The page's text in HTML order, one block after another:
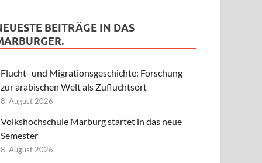
BEITRÄGE IN DAS
Flucht- und Migrationsgeschichte: Forschung
zur arabischen Welt als Zufluchtsort
8. August 2026
Volkshochschule Marburg startet in das neue
Semester
8. August 2026